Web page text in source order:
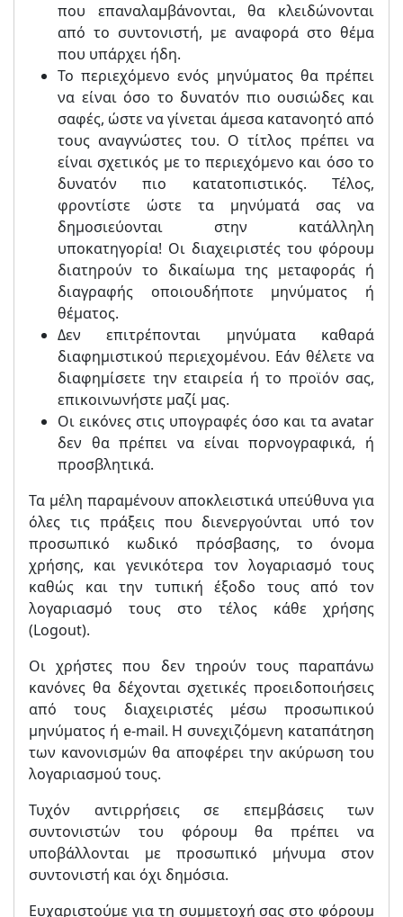
που επαναλαμβάνονται, θα κλειδώνονται
από το συντονιστή, με αναφορά στο θέμα
που υπάρχει ήδη.
Το περιεχόμενο ενός μηνύματος θα πρέπει
να είναι όσο το δυνατόν πιο ουσιώδες και
σαφές, ώστε να γίνεται άμεσα κατανοητό από
τους αναγνώστες του. Ο τίτλος πρέπει να
είναι σχετικός με το περιεχόμενο και όσο το
δυνατόν πιο κατατοπιστικός. Τέλος,
φροντίστε ώστε τα μηνύματά σας να
δημοσιεύονται στην κατάλληλη
υποκατηγορία! Οι διαχειριστές του φόρουμ
διατηρούν το δικαίωμα της μεταφοράς ή
διαγραφής οποιουδήποτε μηνύματος ή
θέματος.
Δεν επιτρέπονται μηνύματα καθαρά
διαφημιστικού περιεχομένου. Εάν θέλετε να
διαφημίσετε την εταιρεία ή το προϊόν σας,
επικοινωνήστε μαζί μας.
Οι εικόνες στις υπογραφές όσο και τα avatar
δεν θα πρέπει να είναι πορνογραφικά, ή
προσβλητικά.
Τα μέλη παραμένουν αποκλειστικά υπεύθυνα για
όλες τις πράξεις που διενεργούνται υπό τον
προσωπικό κωδικό πρόσβασης, το όνομα
χρήσης, και γενικότερα τον λογαριασμό τους
καθώς και την τυπική έξοδο τους από τον
λογαριασμό τους στο τέλος κάθε χρήσης
(Logout).
Οι χρήστες που δεν τηρούν τους παραπάνω
κανόνες θα δέχονται σχετικές προειδοποιήσεις
από τους διαχειριστές μέσω προσωπικού
μηνύματος ή e-mail. Η συνεχιζόμενη καταπάτηση
των κανονισμών θα αποφέρει την ακύρωση του
λογαριασμού τους.
Τυχόν αντιρρήσεις σε επεμβάσεις των
συντονιστών του φόρουμ θα πρέπει να
υποβάλλονται με προσωπικό μήνυμα στον
συντονιστή και όχι δημόσια.
Ευχαριστούμε για τη συμμετοχή σας στο φόρουμ